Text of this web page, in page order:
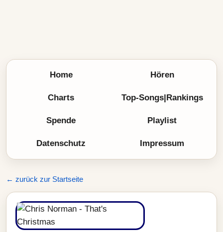
Home Hören
Charts Top-Songs|Rankings
Spende Playlist
Datenschutz Impressum
← zurück zur Startseite